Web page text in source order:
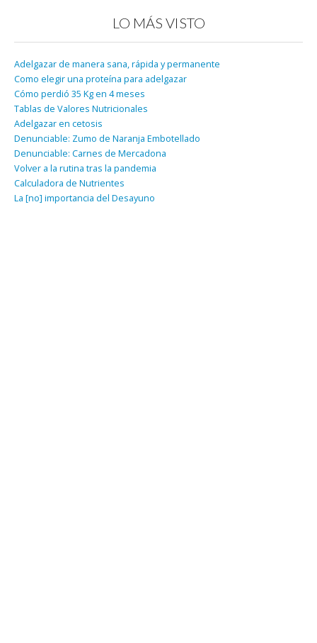
LO MÁS VISTO
Adelgazar de manera sana, rápida y permanente
Como elegir una proteína para adelgazar
Cómo perdió 35 Kg en 4 meses
Tablas de Valores Nutricionales
Adelgazar en cetosis
Denunciable: Zumo de Naranja Embotellado
Denunciable: Carnes de Mercadona
Volver a la rutina tras la pandemia
Calculadora de Nutrientes
La [no] importancia del Desayuno